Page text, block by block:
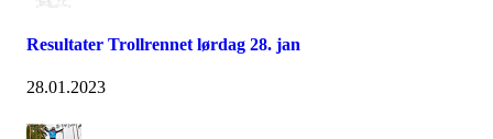
Resultater Trollrennet lørdag 28. jan
28.01.2023